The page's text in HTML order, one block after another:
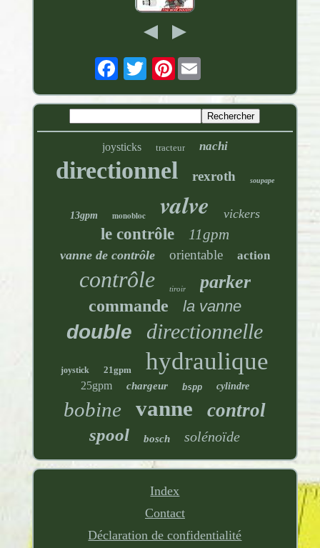
Pinterest
joysticks tracteur nachi
directionnel rexroth soupape
13gpm monobloc valve vickers
le contrôle 11gpm
vanne de contrôle orientable action
contrôle tiroir parker
commande la vanne
double directionnelle
joystick 21gpm hydraulique
25gpm chargeur bspp cylindre
bobine vanne control
spool bosch solénoïde
Index
Contact
Déclaration de confidentialité